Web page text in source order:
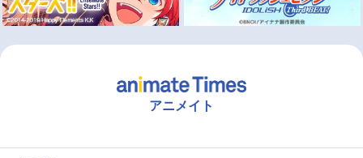
アニメイト